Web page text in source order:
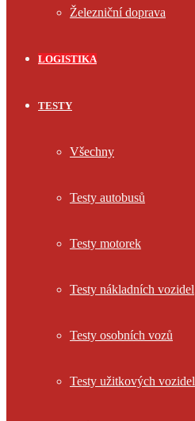
Železniční doprava
LOGISTIKA
TESTY
Všechny
Testy autobusů
Testy motorek
Testy nákladních vozidel
Testy osobních vozů
Testy užitkových vozidel